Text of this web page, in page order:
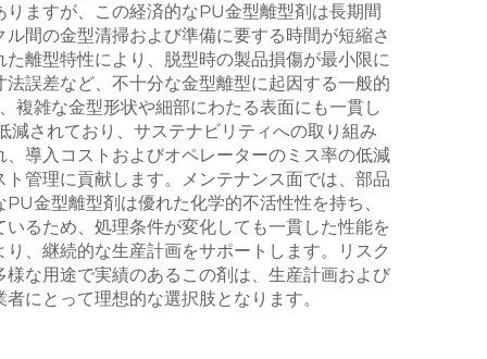
ますが、この経済的なPU金型離型剤は長期間
間の金型清掃および準備に要する時間が短縮さ
離型特性により、脱型時の製品損傷が最小限に
誤差など、不十分な金型離型に起因する一般的
複雑な金型形状や細部にわたる表面にも一貫し
されており、サステナビリティへの取り組み
導入コストおよびオペレーターのミス率の低減
管理に貢献します。メンテナンス面では、部品
金型離型剤は優れた化学的不活性性を持ち、
るため、処理条件が変化しても一貫した性能を
、継続的な生産計画をサポートします。リスク
な用途で実績のあるこの剤は、生産計画および
にとって理想的な選択肢となります。